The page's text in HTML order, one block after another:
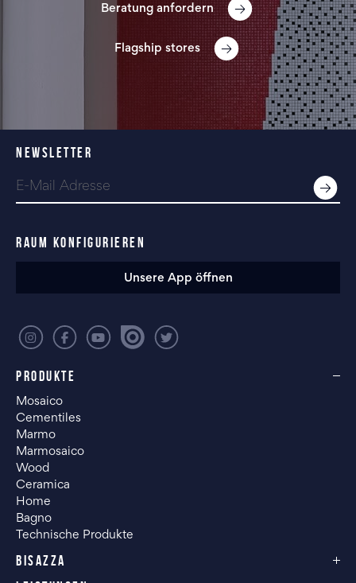
Beratung anfordern
Flagship stores
PRODUKTE
Mosaico
Cementiles
Marmo
Marmosaico
Wood
Ceramica
Home
Bagno
Technische Produkte
BISAZZA
NEWSLETTER
RAUM KONFIGURIEREN
Unsere App öffnen